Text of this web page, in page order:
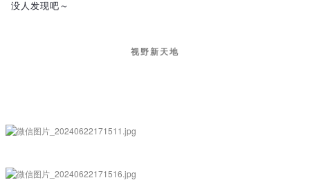
没人发现吧～
视野新天地